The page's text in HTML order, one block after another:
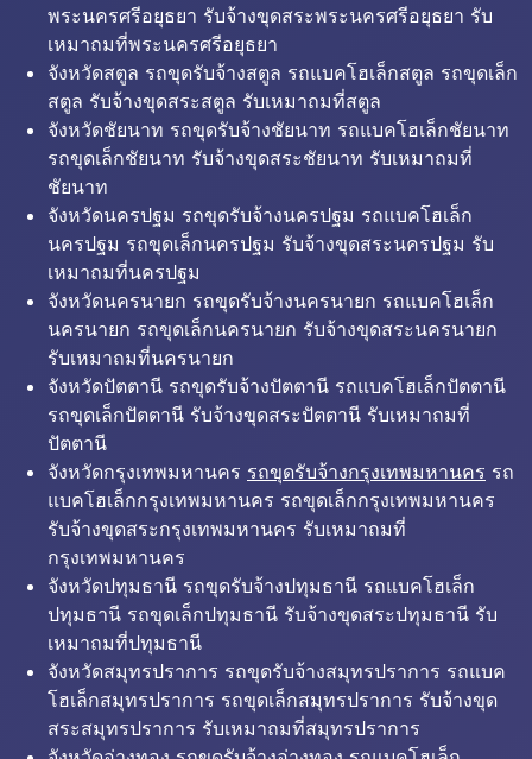
พระนครศรีอยุธยา รับจ้างขุดสระพระนครศรีอยุธยา รับ
เหมาถมที่พระนครศรีอยุธยา
จังหวัดสตูล รถขุดรับจ้างสตูล รถแบคโฮเล็กสตูล รถขุดเล็ก
สตูล รับจ้างขุดสระสตูล รับเหมาถมที่สตูล
จังหวัดชัยนาท รถขุดรับจ้างชัยนาท รถแบคโฮเล็กชัยนาท
รถขุดเล็กชัยนาท รับจ้างขุดสระชัยนาท รับเหมาถมที่
ชัยนาท
จังหวัดนครปฐม รถขุดรับจ้างนครปฐม รถแบคโฮเล็ก
นครปฐม รถขุดเล็กนครปฐม รับจ้างขุดสระนครปฐม รับ
เหมาถมที่นครปฐม
จังหวัดนครนายก รถขุดรับจ้างนครนายก รถแบคโฮเล็ก
นครนายก รถขุดเล็กนครนายก รับจ้างขุดสระนครนายก
รับเหมาถมที่นครนายก
จังหวัดปัตตานี รถขุดรับจ้างปัตตานี รถแบคโฮเล็กปัตตานี
รถขุดเล็กปัตตานี รับจ้างขุดสระปัตตานี รับเหมาถมที่
ปัตตานี
จังหวัดกรุงเทพมหานคร รถขุดรับจ้างกรุงเทพมหานคร รถ
แบคโฮเล็กกรุงเทพมหานคร รถขุดเล็กกรุงเทพมหานคร
รับจ้างขุดสระกรุงเทพมหานคร รับเหมาถมที่
กรุงเทพมหานคร
จังหวัดปทุมธานี รถขุดรับจ้างปทุมธานี รถแบคโฮเล็ก
ปทุมธานี รถขุดเล็กปทุมธานี รับจ้างขุดสระปทุมธานี รับ
เหมาถมที่ปทุมธานี
จังหวัดสมุทรปราการ รถขุดรับจ้างสมุทรปราการ รถแบค
โฮเล็กสมุทรปราการ รถขุดเล็กสมุทรปราการ รับจ้างขุด
สระสมุทรปราการ รับเหมาถมที่สมุทรปราการ